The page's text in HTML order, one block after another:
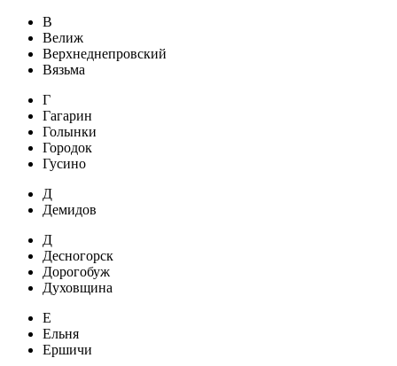
В
Велиж
Верхнеднепровский
Вязьма
Г
Гагарин
Голынки
Городок
Гусино
Д
Демидов
Д
Десногорск
Дорогобуж
Духовщина
Е
Ельня
Ершичи